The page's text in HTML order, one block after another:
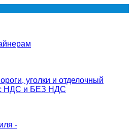
уголки и отделочный
НДС и БЕЗ НДС